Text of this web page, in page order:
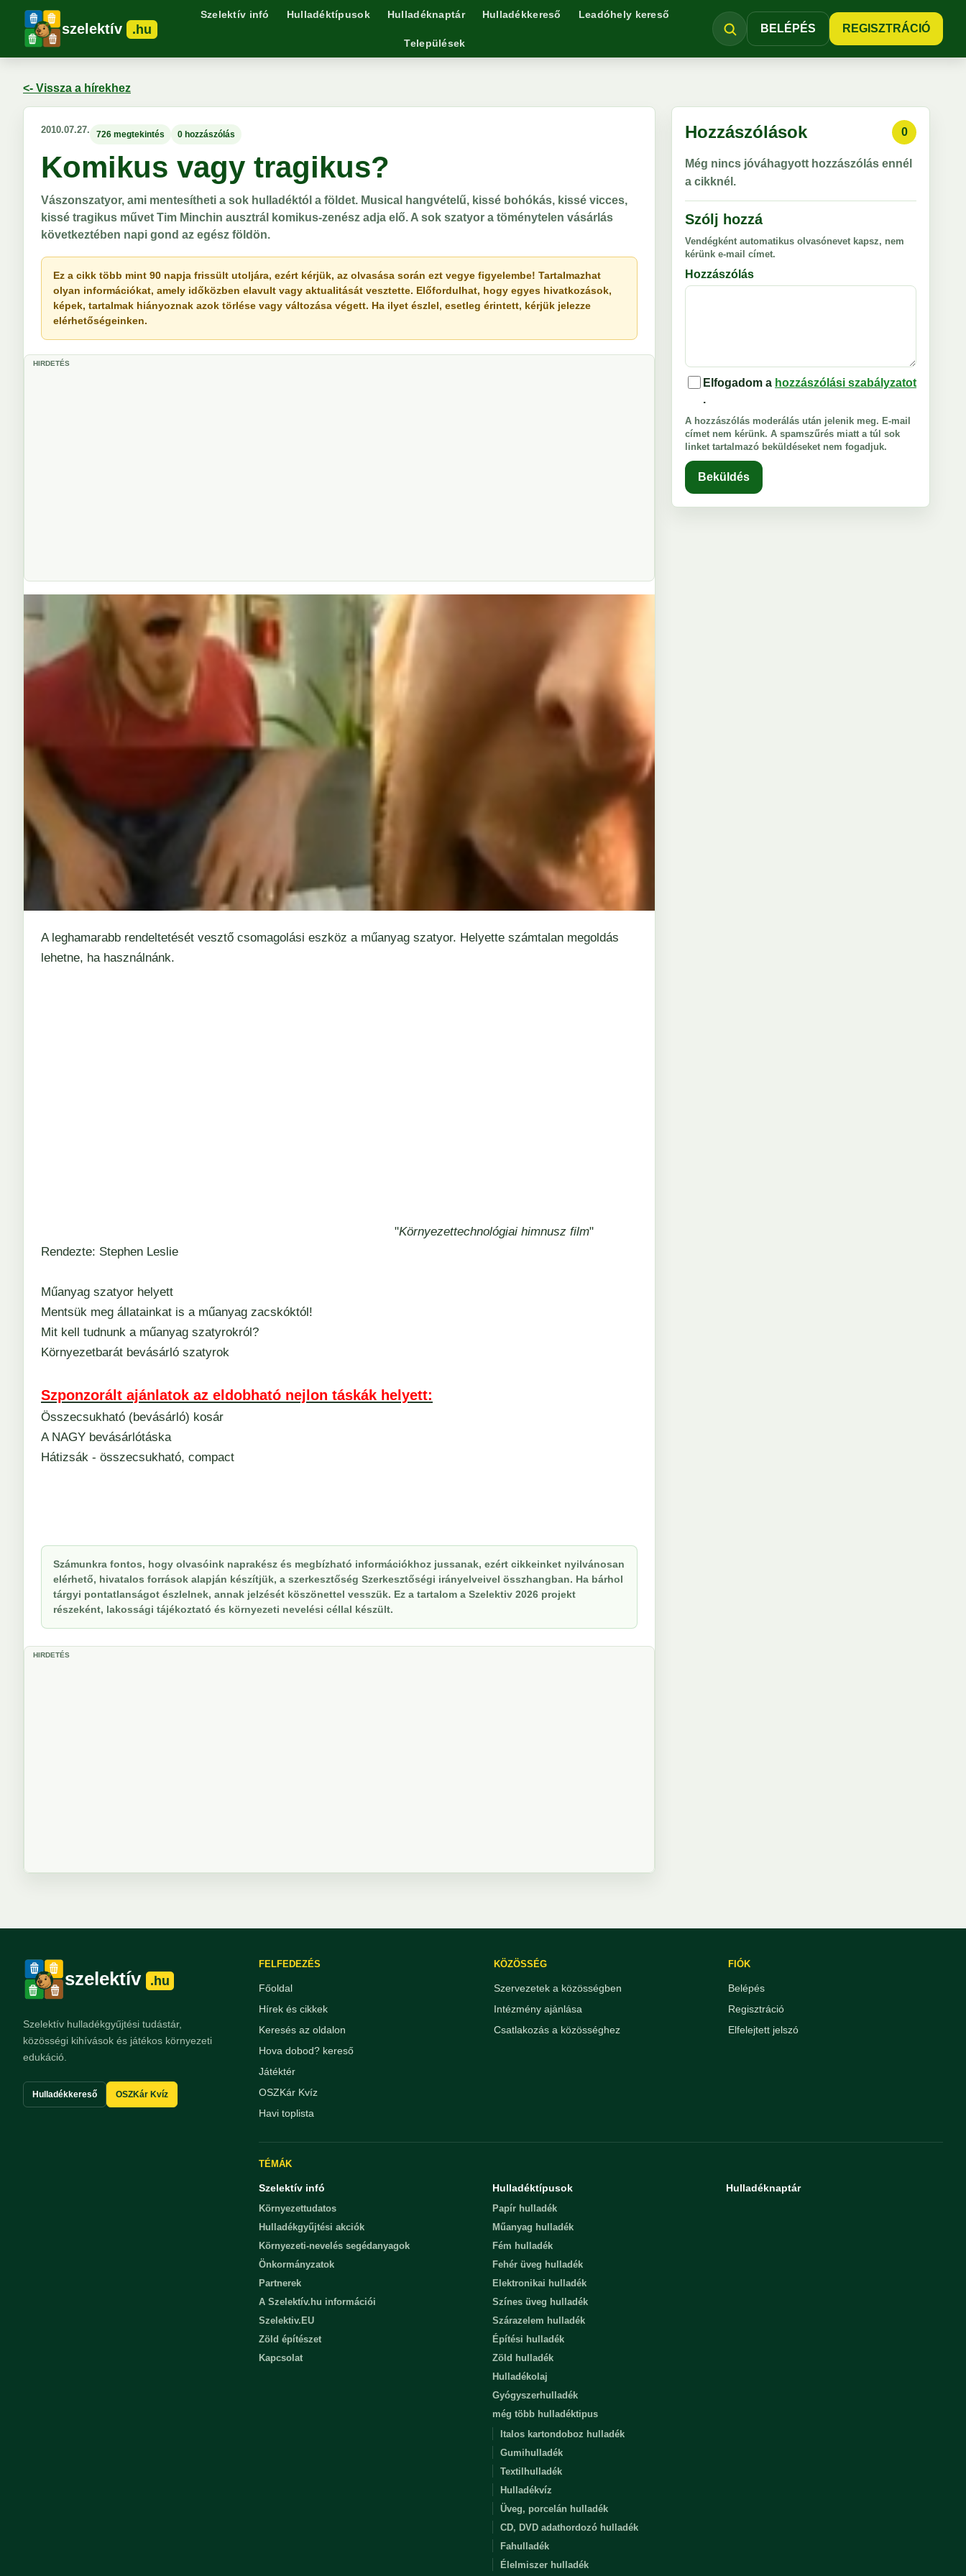
szelektív .hu
Szelektív infó Hulladéktípusok Hulladéknaptár Hulladékkereső Leadóhely kereső
Települések
BELÉPÉS REGISZTRÁCIÓ
<- Vissza a hírekhez
2010.07.27. 726 megtekintés 0 hozzászólás
Komikus vagy tragikus?
Vászonszatyor, ami mentesítheti a sok hulladéktól a földet. Musical hangvételű, kissé bohókás, kissé vicces,
kissé tragikus művet Tim Minchin ausztrál komikus-zenész adja elő. A sok szatyor a töménytelen vásárlás
következtében napi gond az egész földön.
Ez a cikk több mint 90 napja frissült utoljára, ezért kérjük, az olvasása során ezt vegye figyelembe! Tartalmazhat
olyan információkat, amely időközben elavult vagy aktualitását vesztette. Előfordulhat, hogy egyes hivatkozások,
képek, tartalmak hiányoznak azok törlése vagy változása végett. Ha ilyet észlel, esetleg érintett, kérjük jelezze
elérhetőségeinken.
HIRDETÉS
A leghamarabb rendeltetését vesztő csomagolási eszköz a műanyag szatyor. Helyette számtalan megoldás
lehetne, ha használnánk.
"Környezettechnológiai himnusz film"
Rendezte: Stephen Leslie
Műanyag szatyor helyett
Mentsük meg állatainkat is a műanyag zacskóktól!
Mit kell tudnunk a műanyag szatyrokról?
Környezetbarát bevásárló szatyrok
Szponzorált ajánlatok az eldobható nejlon táskák helyett:
Összecsukható (bevásárló) kosár
A NAGY bevásárlótáska
Hátizsák - összecsukható, compact
Számunkra fontos, hogy olvasóink naprakész és megbízható információkhoz jussanak, ezért cikkeinket nyilvánosan
elérhető, hivatalos források alapján készítjük, a szerkesztőség Szerkesztőségi irányelveivel összhangban. Ha bárhol
tárgyi pontatlanságot észlelnek, annak jelzését köszönettel vesszük. Ez a tartalom a Szelektiv 2026 projekt
részeként, lakossági tájékoztató és környezeti nevelési céllal készült.
HIRDETÉS
Hozzászólások 0
Még nincs jóváhagyott hozzászólás ennél
a cikknél.
Szólj hozzá
Vendégként automatikus olvasónevet kapsz, nem
kérünk e-mail címet.
Hozzászólás
Elfogadom a hozzászólási szabályzatot
.
A hozzászólás moderálás után jelenik meg. E-mail
címet nem kérünk. A spamszűrés miatt a túl sok
linket tartalmazó beküldéseket nem fogadjuk.
Beküldés
szelektív .hu
Szelektív hulladékgyűjtési tudástár,
közösségi kihívások és játékos környezeti
edukáció.
Hulladékkereső OSZKár Kvíz
FELFEDEZÉS
Főoldal
Hírek és cikkek
Keresés az oldalon
Hova dobod? kereső
Játéktér
OSZKár Kvíz
Havi toplista
KÖZÖSSÉG
Szervezetek a közösségben
Intézmény ajánlása
Csatlakozás a közösséghez
FIÓK
Belépés
Regisztráció
Elfelejtett jelszó
TÉMÁK
Szelektív infó
Környezettudatos
Hulladékgyűjtési akciók
Környezeti-nevelés segédanyagok
Önkormányzatok
Partnerek
A Szelektív.hu információi
Szelektiv.EU
Zöld építészet
Kapcsolat
Hulladéktípusok
Papír hulladék
Műanyag hulladék
Fém hulladék
Fehér üveg hulladék
Elektronikai hulladék
Színes üveg hulladék
Szárazelem hulladék
Építési hulladék
Zöld hulladék
Hulladékolaj
Gyógyszerhulladék
még több hulladéktipus
Italos kartondoboz hulladék
Gumihulladék
Textilhulladék
Hulladékvíz
Üveg, porcelán hulladék
CD, DVD adathordozó hulladék
Fahulladék
Élelmiszer hulladék
Hulladéknaptár